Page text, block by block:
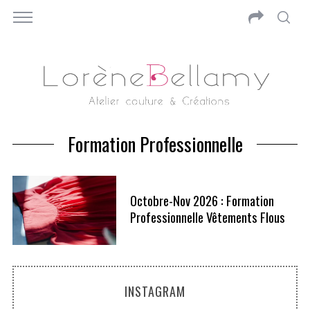
Formation Professionnelle
Octobre-Nov 2026 : Formation
Professionnelle Vêtements Flous
INSTAGRAM